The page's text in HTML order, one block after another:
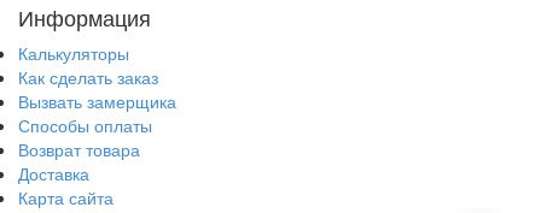
Информация
Калькуляторы
Как сделать заказ
Вызвать замерщика
Способы оплаты
Возврат товара
Доставка
Карта сайта